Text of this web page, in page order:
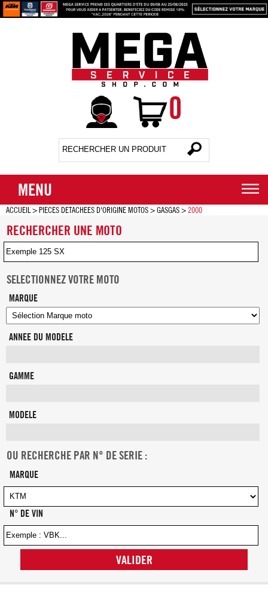
0
MENU
ACCUEIL>PIECES DETACHEES D'ORIGINE MOTOS>GASGAS>2000
RECHERCHER UNE MOTO
SELECTIONNEZ VOTRE MOTO
MARQUE
ANNEE DU MODELE
GAMME
MODELE
OU RECHERCHE PAR N° DE SERIE :
MARQUE
N° DE VIN
VALIDER